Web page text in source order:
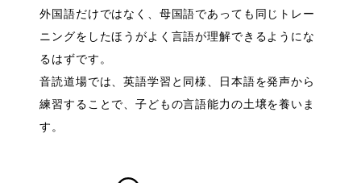
外国語だけではなく、母国語であっても同じトレー
ニングをしたほうがよく言語が理解できるようにな
るはずです。
音読道場では、英語学習と同様、日本語を発声から
練習することで、子どもの言語能力の土壌を養いま
す。